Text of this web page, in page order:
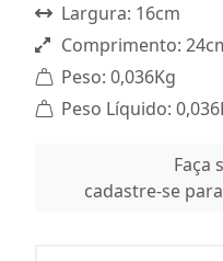
Largura: 16cm
Comprimento:
Peso: 0,036Kg
Peso Líquido:
Faça
cadastre-se